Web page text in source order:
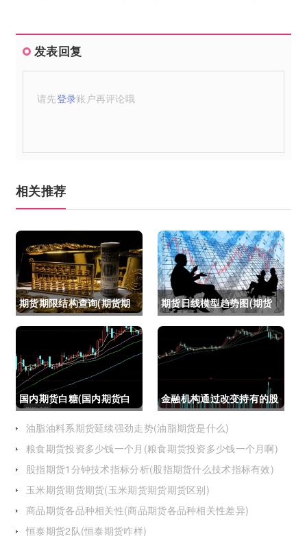
发表回复
请先登录账户再评论哦
相关推荐
期货期限结构查询(期货期
限结构)
期货日线模型趋势图(期货
日线模型趋势图怎么看)
国内期货白糖(国内期货白
糖合约是怎么交割)
金融机构通过改变持有的股
指期货合约(股指期货合约
最长持有多久)
油脂油料系期货延续强劲走势(油脂期货是什么)
粮食期货投资多少钱一个月(粮食期货投资多少钱一个月啊)
股指期货1分钟技术指标分析(股指期货什么技术指标有效)
玉米期货期货期货(玉米期货期货期货区别)
商品期货各品种相关性(商品期货各品种相关性差异)
恒泰期货2队(恒泰期货咋样)